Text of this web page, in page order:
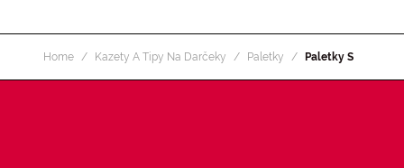
Home Kazety A Tipy Na Darčeky Paletky Paletky S